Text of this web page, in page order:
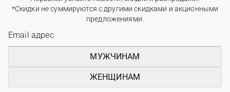
*Скидки не суммируются с другими скидками и акционными
предложениями.
МУЖЧИНАМ
ЖЕНЩИНАМ